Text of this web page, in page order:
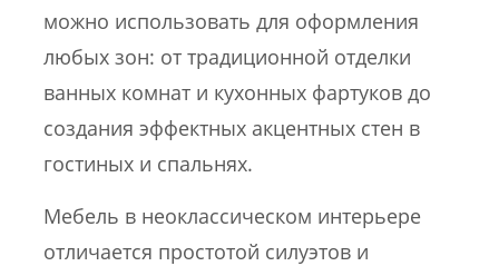
можно использовать для оформления
любых зон: от традиционной отделки
ванных комнат и кухонных фартуков до
создания эффектных акцентных стен в
гостиных и спальнях.
Мебель в неоклассическом интерьере
отличается простотой силуэтов и